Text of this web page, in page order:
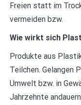
Freien statt im
vermeiden bzw.
Wie wirkt sich
Produkte aus
Teilchen. Gelangen
Umwelt bzw. in
Jahrzehnte